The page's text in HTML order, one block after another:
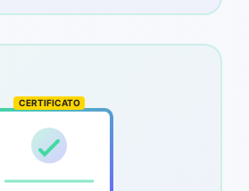
CERTIFICATO